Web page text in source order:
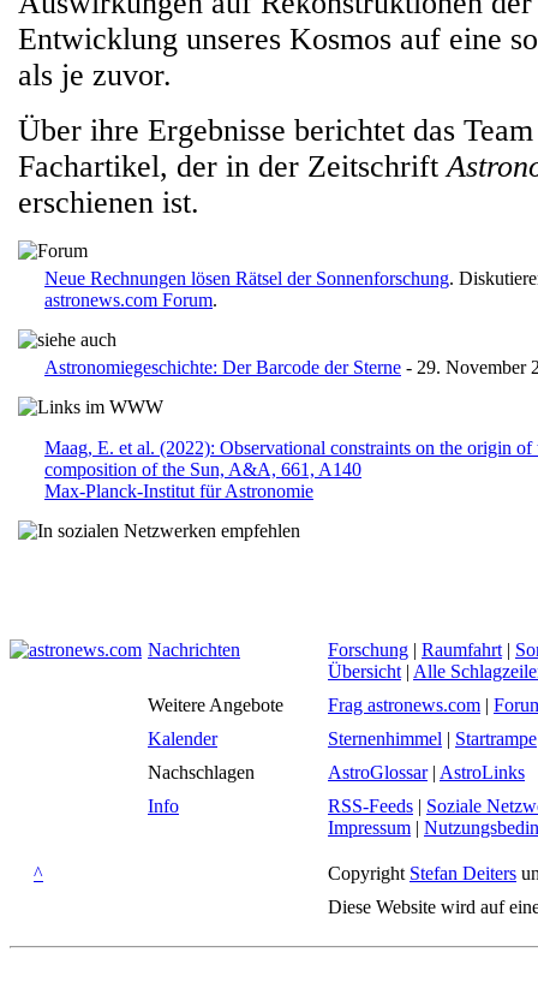
Entwicklung unseres Kosmos auf eine
als je zuvor.
Über ihre Ergebnisse berichtet das
Fachartikel, der in der Zeitschrift
erschienen ist.
Neue Rechnungen lösen Rätsel der Sonnenforschung.
astronews.com Forum.
Astronomiegeschichte: Der Barcode der Sterne - 29. November
Maag, E. et al. (2022): Observational constraints on the origin of
composition of the Sun, A&A, 661, A140
Max-Planck-Institut für Astronomie
Nachrichten Forschung | Raumfahrt |
Übersicht | Alle
Weitere Angebote
Frag astronews.com |
Kalender
Sternenhimmel | Startrampe
Nachschlagen
AstroGlossar| AstroLinks
Info
RSS-Feeds | Soziale
Impressum |
^ Copyright Stefan Deiters
Diese Website wird auf